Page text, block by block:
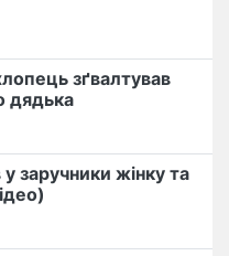
️зґвалтував
дядька
заручники жінку та